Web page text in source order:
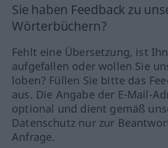
Sie haben Feedback zu
Wörterbüchern?
Fehlt eine Übersetzung, ist
aufgefallen oder wollen Sie
loben? Füllen Sie bitte das
aus. Die Angabe der E-Mail-
optional und dient gemäß
Datenschutz nur zur
Anfrage.